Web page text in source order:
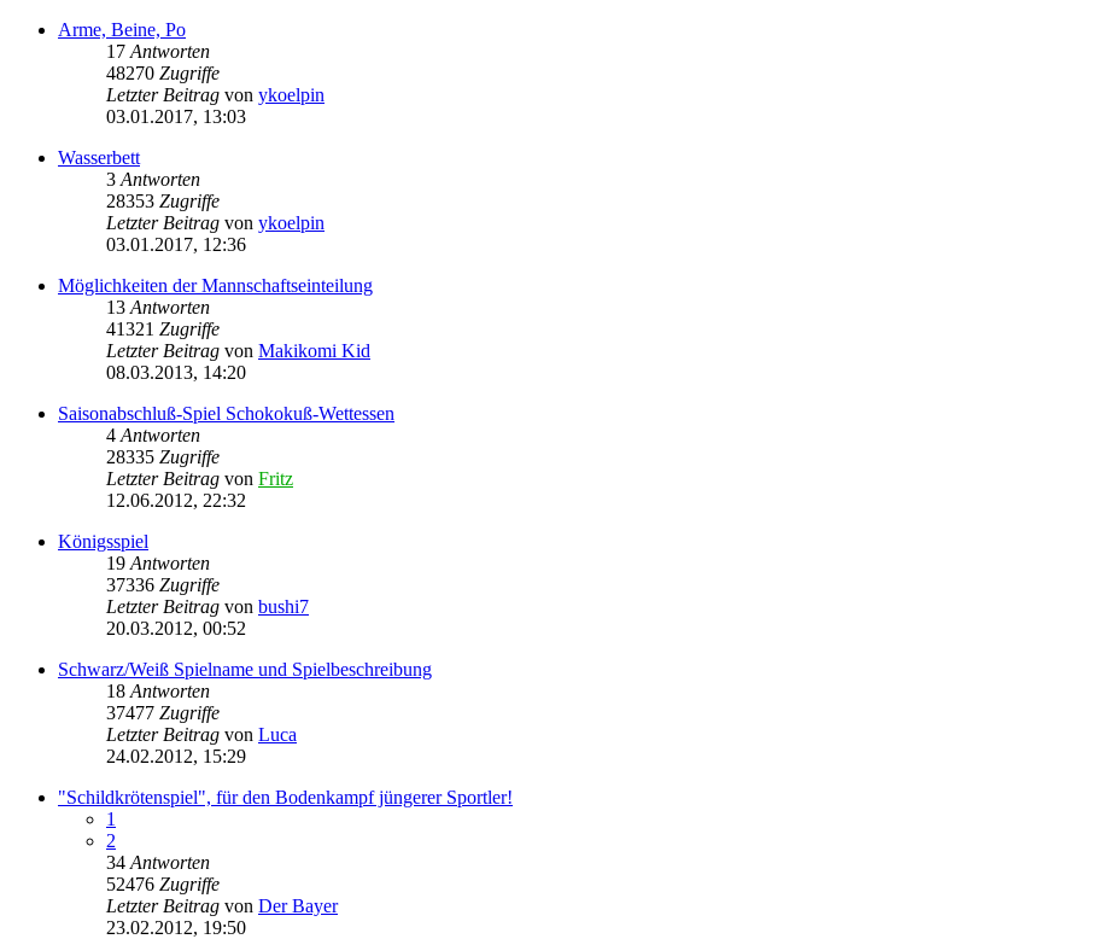
Arme, Beine, Po
17 Antworten
48270 Zugriffe
Letzter Beitrag von ykoelpin
03.01.2017, 13:03
Wasserbett
3 Antworten
28353 Zugriffe
Letzter Beitrag von ykoelpin
03.01.2017, 12:36
Möglichkeiten der Mannschaftseinteilung
13 Antworten
41321 Zugriffe
Letzter Beitrag von Makikomi Kid
08.03.2013, 14:20
Saisonabschluß-Spiel Schokokuß-Wettessen
4 Antworten
28335 Zugriffe
Letzter Beitrag von Fritz
12.06.2012, 22:32
Königsspiel
19 Antworten
37336 Zugriffe
Letzter Beitrag von bushi7
20.03.2012, 00:52
Schwarz/Weiß Spielname und Spielbeschreibung
18 Antworten
37477 Zugriffe
Letzter Beitrag von Luca
24.02.2012, 15:29
"Schildkrötenspiel", für den Bodenkampf jüngerer Sportler!
1
2
34 Antworten
52476 Zugriffe
Letzter Beitrag von Der Bayer
23.02.2012, 19:50